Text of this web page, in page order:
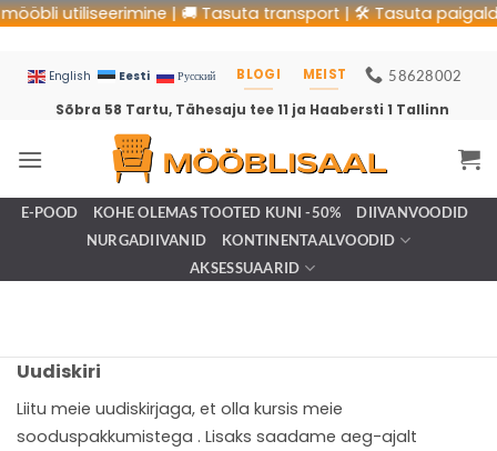
Tasuta
English Eesti Русский BLOGI MEIST 58628002
Sõbra 58 Tartu, Tähesaju tee 11 ja Haabersti 1 Tallinn
E-POOD KOHE OLEMAS TOOTED KUNI -50%
DIIVANVOODID
NURGADIIVANID
KONTINENTAALVOODID
AKSESSUAARID
Uudiskiri
Liitu meie uudiskirjaga, et olla kursis meie
sooduspakkumistega . Lisaks saadame aeg-ajalt